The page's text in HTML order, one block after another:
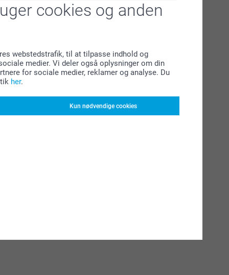
cookies og anden
webstedstrafik, til at tilpasse indhold og
medier. Vi deler også oplysninger om din
for sociale medier, reklamer og analyse. Du
her.
Kun nødvendige cookies